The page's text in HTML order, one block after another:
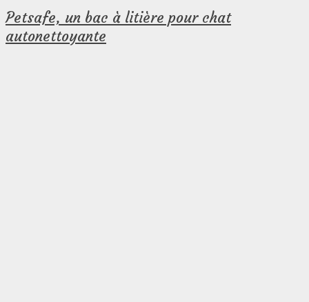
Petsafe, un bac à litière pour chat
autonettoyante